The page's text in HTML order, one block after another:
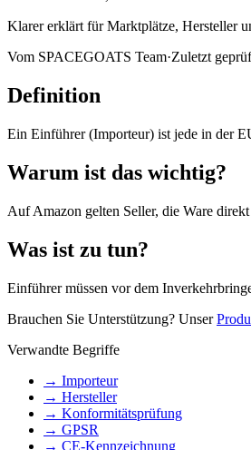
Klarer erklärt für Marktplätze, Hersteller
Vom SPACEGOATS Team·Zuletzt
Definition
Ein Einführer (Importeur) ist jede in der
Warum ist das wichtig?
Auf Amazon gelten Seller, die Ware
Was ist zu tun?
Einführer müssen vor dem
Brauchen Sie Unterstützung? Unser
Verwandte Begriffe
→ Importeur
→ Hersteller
→ Konformitätsprüfung
→ GPSR
→ CE-Kennzeichnung